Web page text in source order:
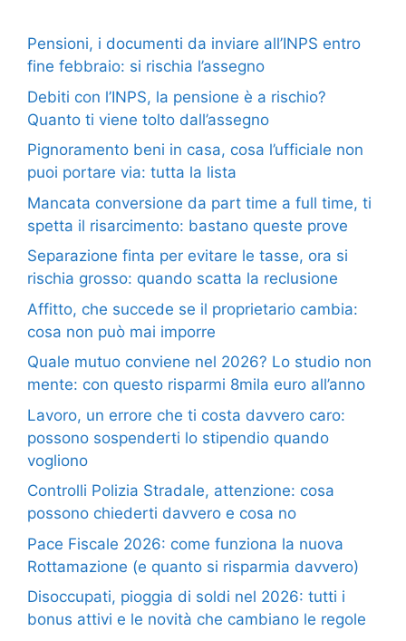
Pensioni, i documenti da inviare all’INPS entro
fine febbraio: si rischia l’assegno
Debiti con l’INPS, la pensione è a rischio?
Quanto ti viene tolto dall’assegno
Pignoramento beni in casa, cosa l’ufficiale non
puoi portare via: tutta la lista
Mancata conversione da part time a full time, ti
spetta il risarcimento: bastano queste prove
Separazione finta per evitare le tasse, ora si
rischia grosso: quando scatta la reclusione
Affitto, che succede se il proprietario cambia:
cosa non può mai imporre
Quale mutuo conviene nel 2026? Lo studio non
mente: con questo risparmi 8mila euro all’anno
Lavoro, un errore che ti costa davvero caro:
possono sospenderti lo stipendio quando
vogliono
Controlli Polizia Stradale, attenzione: cosa
possono chiederti davvero e cosa no
Pace Fiscale 2026: come funziona la nuova
Rottamazione (e quanto si risparmia davvero)
Disoccupati, pioggia di soldi nel 2026: tutti i
bonus attivi e le novità che cambiano le regole